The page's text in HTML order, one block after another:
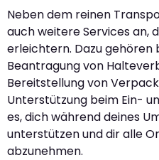
Neben dem reinen
auch weitere Services an,
erleichtern. Dazu gehören
Beantragung von
Bereitstellung von
Unterstützung beim Ein-
es, dich während deines
unterstützen und dir alle
abzunehmen.